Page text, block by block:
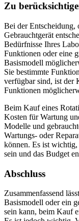
Zu
Bei der Entscheidung,
Gebrauchtgerät
Bedürfnisse Ihres
Funktionen oder eine
Basismodell
Sie bestimmte
verfügbar sind, ist der
Funktionen
Beim Kauf eines
Kosten für Wartung
Modelle und
Wartungs- oder
können. Es ist wichtig,
sein und das Budget
Abschluss
Zusammenfassend
Basismodell oder ein
sein kann, beim Kauf